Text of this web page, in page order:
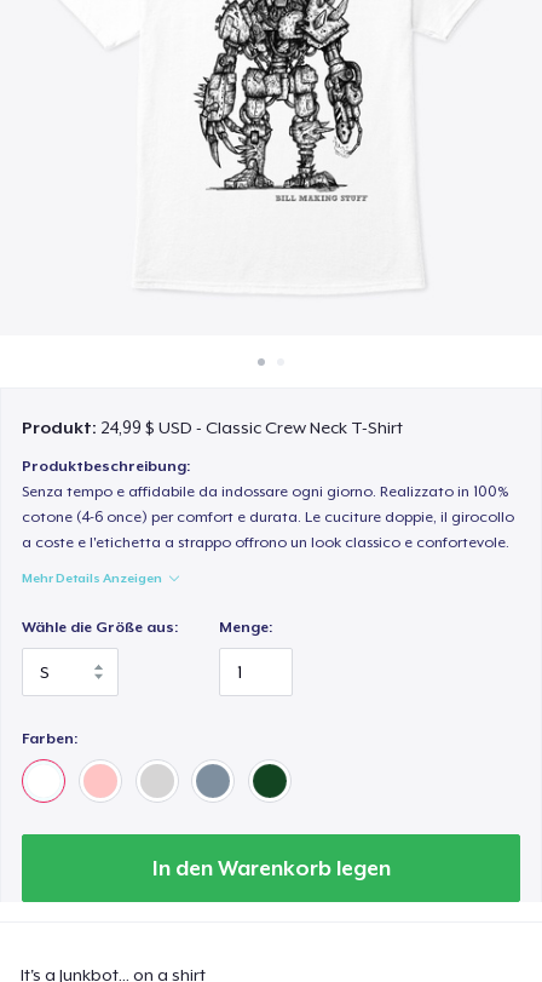
Überall verkaufen
Etwas verkaufen
Produkt: 24,99 $ USD - Classic Crew Neck T-Shirt
Produktbeschreibung:
Senza tempo e affidabile da indossare ogni giorno. Realizzato in 100%
cotone (4-6 once) per comfort e durata. Le cuciture doppie, il girocollo
a coste e l'etichetta a strappo offrono un look classico e confortevole.
Mehr Details Anzeigen
Wähle die Größe aus: Menge:
Farben:
In den Warenkorb legen
It's a Junkbot... on a shirt